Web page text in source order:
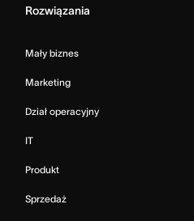
Rozwiązania
Mały biznes
Marketing
Dział operacyjny
IT
Produkt
Sprzedaż